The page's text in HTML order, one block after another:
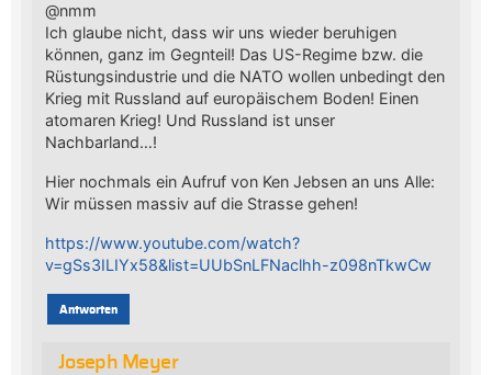
@nmm
Ich glaube nicht, dass wir uns wieder beruhigen
können, ganz im Gegnteil! Das US-Regime bzw. die
Rüstungsindustrie und die NATO wollen unbedingt den
Krieg mit Russland auf europäischem Boden! Einen
atomaren Krieg! Und Russland ist unser
Nachbarland…!
Hier nochmals ein Aufruf von Ken Jebsen an uns Alle:
Wir müssen massiv auf die Strasse gehen!
https://www.youtube.com/watch?
v=gSs3ILIYx58&list=UUbSnLFNaclhh-z098nTkwCw
Antworten
Joseph Meyer